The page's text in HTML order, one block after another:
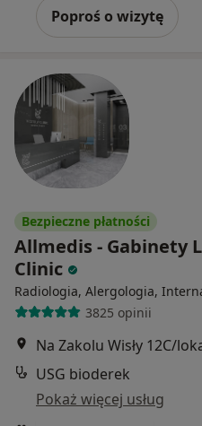
Poproś o wizytę
Bezpieczne płatności
Allmedis - Gabinety
Clinic
Radiologia, Alergologia,
3825 opinii
USG bioderek
Pokaż więcej usług